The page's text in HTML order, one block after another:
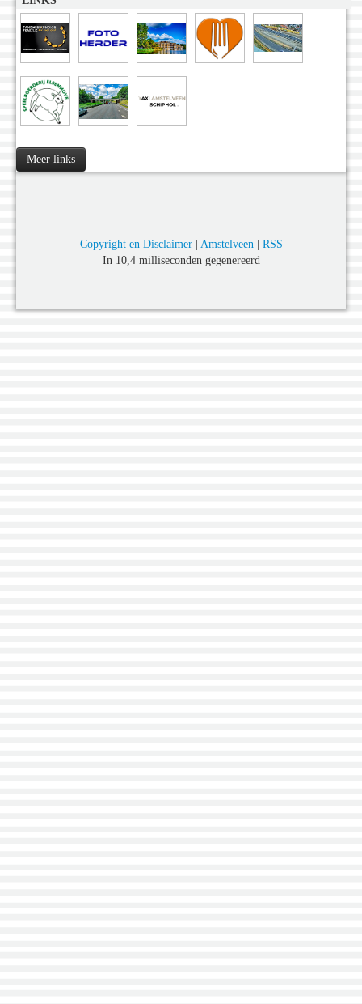
Meer links
Copyright en Disclaimer| Amstelveen| RSS
In 10,4 milliseconden gegenereerd